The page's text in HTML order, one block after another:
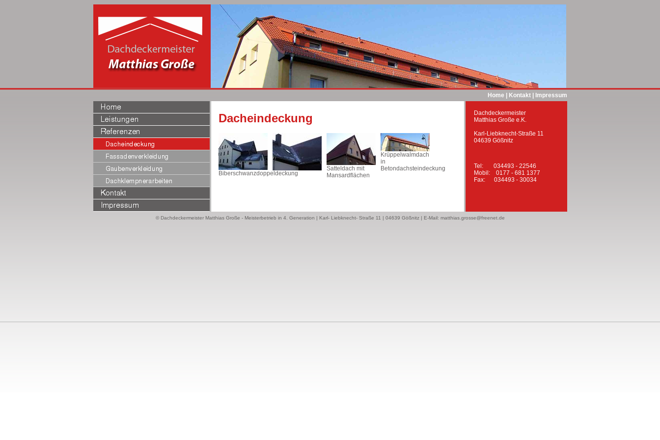
Home Kontakt| Impressum
Dacheindeckung
Biberschwanzdoppeldeckung
Satteldach mit
Mansardflächen
Krüppelwalmdach
in
Betondachsteindeckung
Dachdeckermeister
Matthias Große e.K.
Karl-Liebknecht-Straße 11
04639 Gößnitz
Tel: 034493 - 22546
Mobil: 0177 - 681 1377
Fax: 034493 - 30034
© Dachdeckermeister Matthias Große - Meisterbetrieb in 4. Generation | Karl- Liebknecht- Straße 11 | 04639 Gößnitz | E-Mail: matthias.grosse@freenet.de